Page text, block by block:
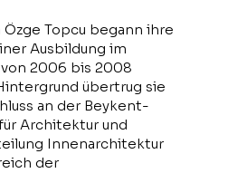
Topcu begann ihre
Ausbildung im
2006 bis 2008
übertrug sie
an der Beykent-
Architektur und
Innenarchitektur
der